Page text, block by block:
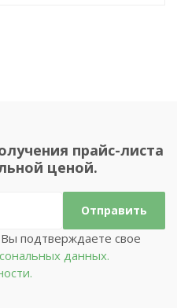
прайс-листа
ценой.
подтверждаете свое
данных.